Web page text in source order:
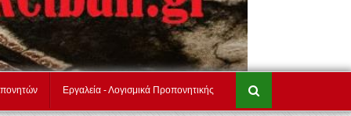
Εργαλεία - Λογισμικά Προπονητικής